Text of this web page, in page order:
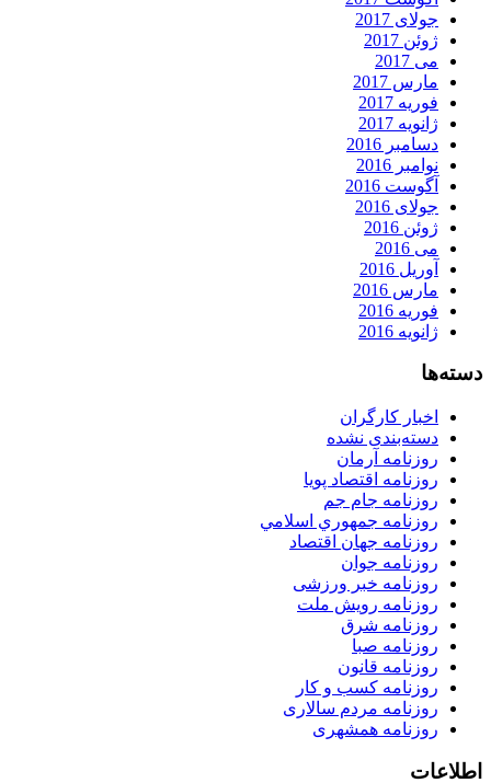
جولای 2017
ژوئن 2017
می 2017
مارس 2017
فوریه 2017
ژانویه 2017
دسامبر 2016
نوامبر 2016
آگوست 2016
جولای 2016
ژوئن 2016
می 2016
آوریل 2016
مارس 2016
فوریه 2016
ژانویه 2016
دسته‌ها
اخبار کارگران
دسته‌بندی نشده
روزنامه آرمان
روزنامه اقتصاد پویا
روزنامه جام جم
روزنامه جمهوري اسلامي
روزنامه جهان اقتصاد
روزنامه جوان
روزنامه خبر ورزشى
روزنامه رویش ملت
روزنامه شرق
روزنامه صبا
روزنامه قانون
روزنامه كسب و كار
روزنامه مردم سالاری
روزنامه همشهری
اطلاعات